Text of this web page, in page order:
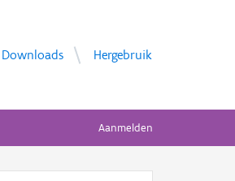
Downloads Hergebruik
Aanmelden